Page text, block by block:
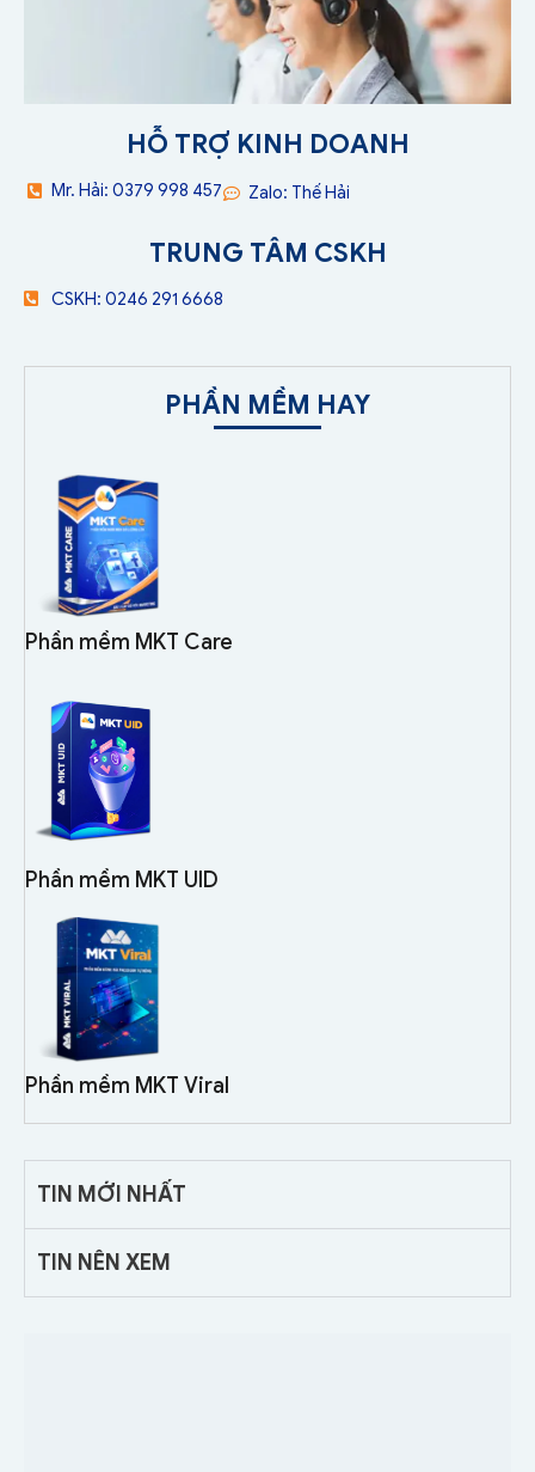
HỖ TRỢ KINH DOANH
Mr. Hải: 0379 998 457 Zalo: Thế Hải
TRUNG TÂM CSKH
CSKH: 0246 291 6668
PHẦN MỀM HAY
Phần mềm MKT Care
Phần mềm MKT UID
Phần mềm MKT Viral
TIN MỚI NHẤT
TIN NÊN XEM